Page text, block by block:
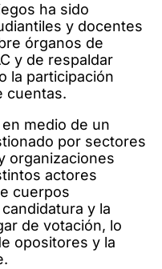
ha sido
y docentes
órganos de
y de respaldar
la participación
cuentas.
medio de un
por sectores
organizaciones
actores
cuerpos
y la
de votación, lo
opositores y la